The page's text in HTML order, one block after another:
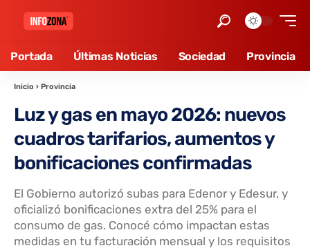
Portada Últimas Noticias Sociedad Provincia
Inicio › Provincia
Luz y gas en mayo 2026: nuevos
cuadros tarifarios, aumentos y
bonificaciones confirmadas
El Gobierno autorizó subas para Edenor y Edesur, y
oficializó bonificaciones extra del 25% para el
consumo de gas. Conocé cómo impactan estas
medidas en tu facturación mensual y los requisitos